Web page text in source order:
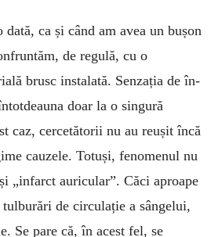
ca și când am avea un bușon
de regulă, cu o
brusc instalată. Senzația de în­
doar la o singură
caz, cer­cetătorii nu au reușit încă
cauzele. Totuși, fenomenul nu
„infarct auricu­lar”. Căci aproape
tulburări de circulație a sângelui,
Se pare că, în acest fel, se